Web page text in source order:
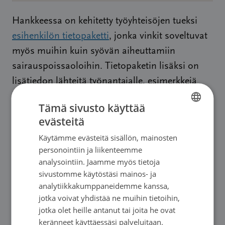
Hankkeessa on kehitetty työyhteisöjen tueksi
esihenkilön tietopaketti, jonka vinkit soveltuvat
myös muihin kuin syövän aiheuttamiin
sairauspoissaoloihin. Tietopaketin lisäksi on
lisätiedon lähteitä työnantajalle, esimerkkejä
kannustavasta keskustelusta ja tosielämässä
todettuja asioita, joita on hyvä välttää
sanomasta. Tutustu myös muihin
sivustonaineistoihin sairastuneille ja
ammattilaisille. Sivuilta löytyy paljon tietoa sekä
runsaasti blogeja ja uutisia. Jos olet
kiinnostunut esihenkilön tietopakettiin
johtaneesta prosessista, kurkkaa kirjoittamani
kuvaus tuoreessa kirjassa Hyvänlaatuisen työn
SWEDISH
Tämä sivusto käyttää
evästeitä
Käytämme evästeitä sisällön, mainosten
personointiin ja liikenteemme
analysointiin. Jaamme myös tietoja
sivustomme käytöstäsi mainos- ja
analytiikkakumppaneidemme kanssa,
jotka voivat yhdistää ne muihin tietoihin,
jotka olet heille antanut tai joita he ovat
keränneet käyttäessäsi palveluitaan.